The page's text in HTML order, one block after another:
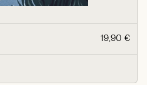
19,90 €